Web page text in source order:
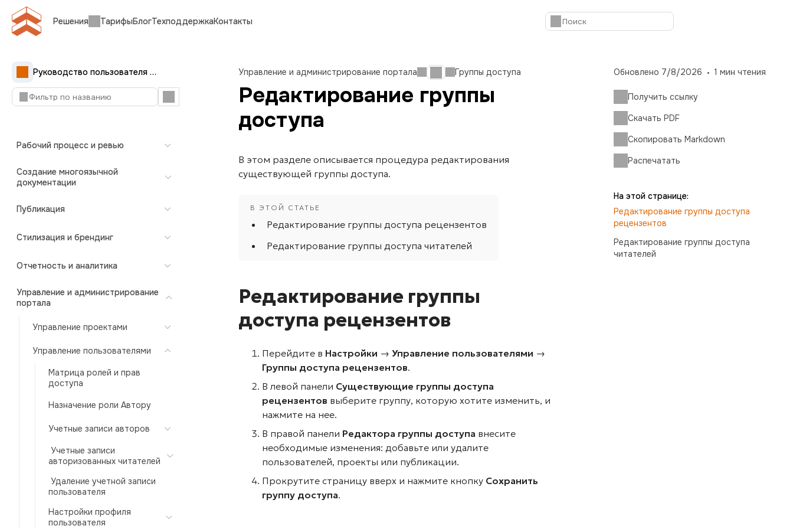
Решения ТарифыБлогТехподдержкаКонтакты
Руководство пользователя Документерры
Краткое руководство
Импорт и перенос контента
Рабочий процесс и ревью
Создание многоязычной
документации
Публикация
Стилизация и брендинг
Отчетность и аналитика
Управление и администрирование
портала
Управление проектами
Управление пользователями
Матрица ролей и прав
доступа
Назначение роли Автору
Учетные записи авторов
Учетные записи
авторизованных читателей
Удаление учетной записи
пользователя
Настройки профиля
пользователя
Управление и администрирование портала Группы доступа
Редактирование группы
доступа
В этом разделе описывается процедура редактирования
существующей группы доступа.
Редактирование группы доступа рецензентов
Редактирование группы доступа читателей
Редактирование группы
доступа рецензентов
Перейдите в Настройки → Управление пользователями →
Группы доступа рецензентов.
В левой панели Существующие группы доступа
рецензентов выберите группу, которую хотите изменить, и
нажмите на нее.
В правой панели Редактора группы доступа внесите
необходимые изменения: добавьте или удалите
пользователей, проекты или публикации.
Прокрутите страницу вверх и нажмите кнопку Сохранить
группу доступа.
Обновлено 7/8/2026 1 мин чтения
Получить ссылку
Скачать PDF
Скопировать Markdown
Распечатать
На этой странице:
Редактирование группы доступа
рецензентов
Редактирование группы доступа
читателей